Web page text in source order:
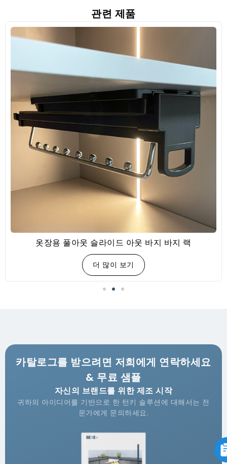
관련 제품
옷장용 풀아웃 슬라이드 아웃 바지 바지 랙
더 많이 보기
카탈로그를 받으려면 저희에게 연락하세요
& 무료 샘플
자신의 브랜드를 위한 제조 시작
귀하의 아이디어를 기반으로 한 턴키 솔루션에 대해서는 전
문가에게 문의하세요.